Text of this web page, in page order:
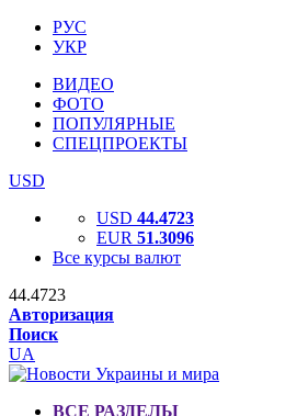
РУС
УКР
ВИДЕО
ФОТО
ПОПУЛЯРНЫЕ
СПЕЦПРОЕКТЫ
USD
USD 44.4723
EUR 51.3096
Все курсы валют
44.4723
Авторизация
Поиск
UA
ВСЕ РАЗДЕЛЫ